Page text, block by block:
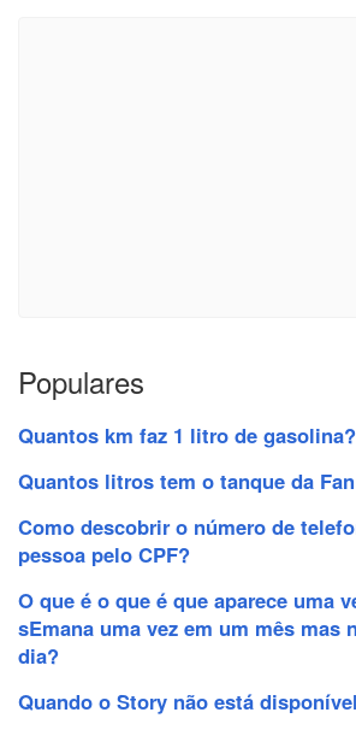
Populares
Quantos km faz 1 litro de gasolina?
Quantos litros tem o tanque da
Como descobrir o número de
pessoa pelo CPF?
O que é o que é que aparece uma
sEmana uma vez em um mês mas
dia?
Quando o Story não está